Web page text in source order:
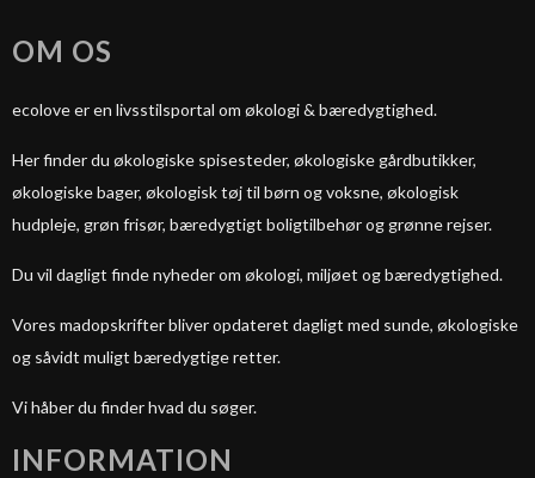
OM OS
ecolove er en livsstilsportal om økologi & bæredygtighed.
Her finder du økologiske spisesteder, økologiske gårdbutikker,
økologiske bager, økologisk tøj til børn og voksne, økologisk
hudpleje, grøn frisør, bæredygtigt boligtilbehør og grønne rejser.
Du vil dagligt finde nyheder om økologi, miljøet og bæredygtighed.
Vores madopskrifter bliver opdateret dagligt med sunde, økologiske
og såvidt muligt bæredygtige retter.
Vi håber du finder hvad du søger.
INFORMATION